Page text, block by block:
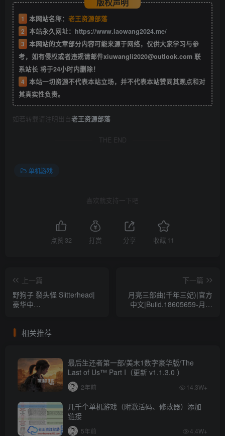
1 本网站名称： 老王资源部落
2 本站永久网址： https://www.laowang2024.me/
3 本网站的文章部分内容可能来源于网络，仅供大家学习与参
考，如有侵权或者违规请邮件xiuwangli2020@outlook.com 联
系站长 将于24小时内删除！
4 本站一切资源不代表本站立场，并不代表本站赞同其观点和对
其真实性负责。
如若转载请注明出自老王资源部落
THE END
单机游戏
喜欢就支持一下吧
点赞 32 打赏 分享 收藏 11
上一篇
野狗子 裂头怪 Slitterhead|
豪华中
支持手柄|解压即撸|[25G/百
下一篇
月亮三部曲(千年三妃)|官方
中文|Build.18605659-月影
相关推荐
最后生还者第一部/美末1数字豪华版/The
Last of Us™ Part I（更新 v1.1.3.0 ）
2年前 14.3W+
几千个单机游戏（附激活码、修改器）添加
链接
5年前 4.4W+